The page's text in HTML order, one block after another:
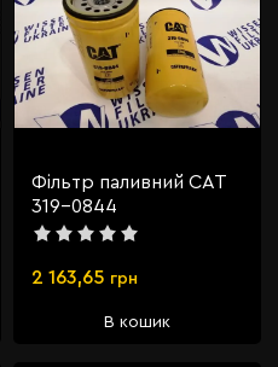
Фільтр паливний CAT
319-0844
2 163,65 грн
В кошик